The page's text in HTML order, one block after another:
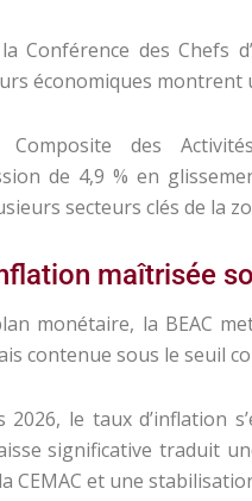
Conférence des Chefs
économiques
Composite des
de 4,9 % en
secteurs clés de la
maîtrisée
monétaire, la BEAC
contenue sous le seuil
2026, le taux d’inflation
significative traduit
CEMAC et une